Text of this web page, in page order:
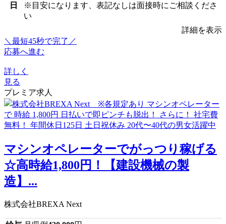
日
※目安になります、表記なしは面接時にご相談くださ
い
詳細を表示
＼最短45秒で完了／
応募へ進む
詳しく
見る
プレミア求人
マシンオペレーターでがっつり稼げる
☆高時給1,800円！【建設機械の製
造】...
株式会社BREXA Next